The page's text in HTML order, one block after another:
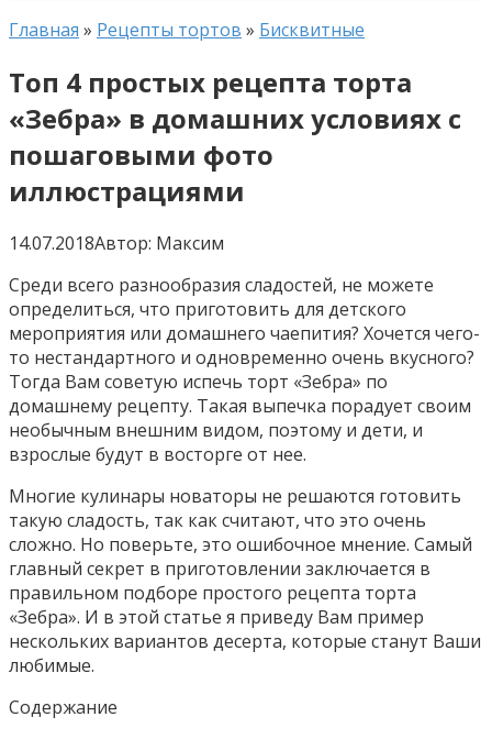
Главная » Рецепты тортов » Бисквитные
Топ 4 простых рецепта торта
«Зебра» в домашних условиях с
пошаговыми фото
иллюстрациями
14.07.2018Автор: Максим
Среди всего разнообразия сладостей, не можете
определиться, что приготовить для детского
мероприятия или домашнего чаепития? Хочется чего-
то нестандартного и одновременно очень вкусного?
Тогда Вам советую испечь торт «Зебра» по
домашнему рецепту. Такая выпечка порадует своим
необычным внешним видом, поэтому и дети, и
взрослые будут в восторге от нее.
Многие кулинары новаторы не решаются готовить
такую сладость, так как считают, что это очень
сложно. Но поверьте, это ошибочное мнение. Самый
главный секрет в приготовлении заключается в
правильном подборе простого рецепта торта
«Зебра». И в этой статье я приведу Вам пример
нескольких вариантов десерта, которые станут Ваши
любимые.
Содержание